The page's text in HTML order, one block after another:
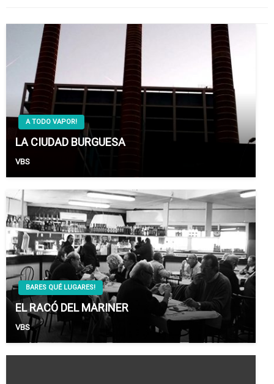
A TODO VAPOR!
LA CIUDAD BURGUESA
VBS
BARES QUÉ LUGARES!
EL RACÓ DEL MARINER
VBS